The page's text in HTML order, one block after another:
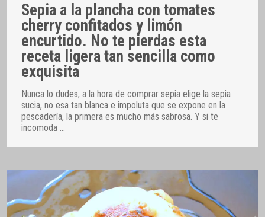
Sepia a la plancha con tomates
cherry confitados y limón
encurtido. No te pierdas esta
receta ligera tan sencilla como
exquisita
Nunca lo dudes, a la hora de comprar sepia elige la sepia
sucia, no esa tan blanca e impoluta que se expone en la
pescadería, la primera es mucho más sabrosa. Y si te
incomoda